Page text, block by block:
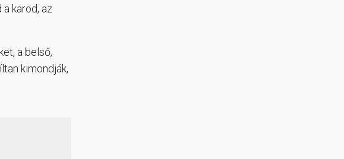
karod, az
a belső,
kimondják,